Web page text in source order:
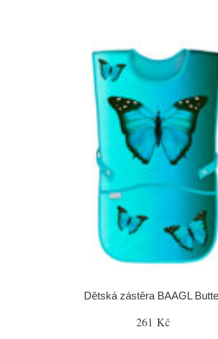
Dětská zástěra BAAGL
261 Kč